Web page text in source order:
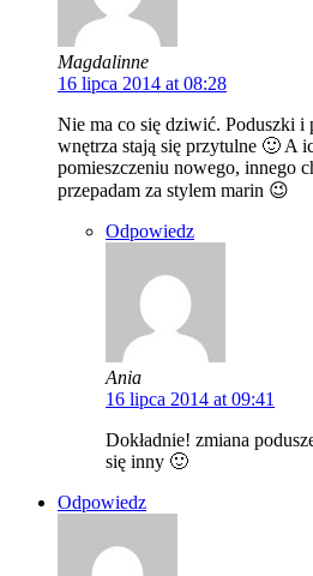
Magdalinne
16 lipca 2014 at 08:28
Nie ma co się dziwić. Poduszki i
wnętrza stają się przytulne 🙂 A
pomieszczeniu nowego, innego
przepadam za stylem marin 😉
Odpowiedz
Ania
16 lipca 2014 at 09:41
Dokładnie! zmiana
się inny 🙂
Odpowiedz